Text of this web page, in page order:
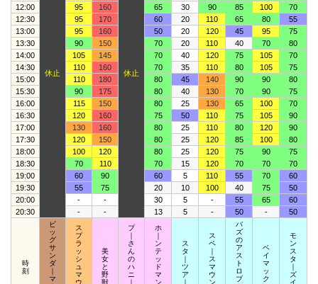
休止 休止
12:00
95 160 65 30 90 85 100
70
12:30
95 170 60 20 110 65 80
55
13:00
95 160 50 20 120 45 95
75
13:30
90 150 70 20 110 40 70
80
14:00
105 145 70 40 120 75 105
70
14:30
110 160 70 35 110 80 105
75
15:00
110 180 80 45 140 90 90
80
15:30
90 175 80 40 130 70 90
75
16:00
115 150 80 25 130 65 100
70
16:30
120 160 75 50 110 75 105
90
17:00
130 160 80 25 110 80 120
90
17:30
120 150 80 25 120 85 100
80
18:00
100 120 80 25 120 75 90
75
18:30
70 110 70 15 120 70 70
70
19:00
60 90 60 5 110 55 70
60
19:30
55 75 20 10 100 40 75
50
20:00
- - 30 5 - 55 65
60
20:30
- - 13 5 - 50 - 50
時
刻
ビ
ッ
グ
サ
ン
ダ
｜
マ
ス
プ
ラ
ッ
シ
ュ
マ
ウ
美
女
と
野
獣
プ
｜
さ
ん
の
ハ
ニ
｜
ホ
｜
ン
テ
ッ
ド
マ
ン
ス
タ
｜
ツ
ア
｜
ス
ペ
｜
ス
マ
ウ
ン
バ
ズ
の
ア
ス
ト
ロ
ブ
ベ
イ
マ
ッ
ク
モ
ン
ス
タ
｜
ズ
イ